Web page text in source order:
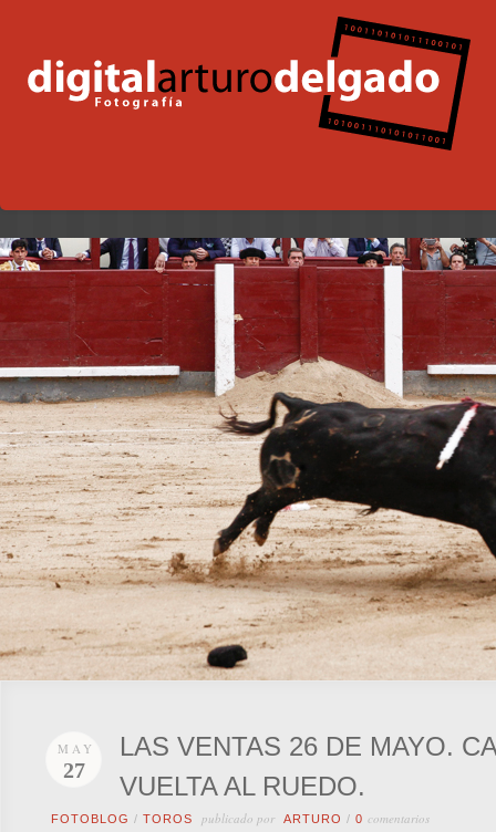
MAY
27
LAS VENTAS 26 DE MAYO.
VUELTA AL RUEDO.
FOTOBLOG / TOROS publicado por ARTURO / 0 comentarios